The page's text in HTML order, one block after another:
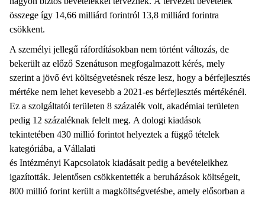
összege így 14,66 milliárd forintról 13,8 milliárd forintra
csökkent.
A személyi jellegű ráfordításokban nem történt változás, de
bekerült az előző Szenátuson megfogalmazott kérés, mely
szerint a jövő évi költségvetésnek része lesz, hogy a bérfejlesztés
mértéke nem lehet kevesebb a 2021-es bérfejlesztés mértékénél.
Ez a szolgáltatói területen 8 százalék volt, akadémiai területen
pedig 12 százaléknak felelt meg. A dologi kiadások
tekintetében 430 millió forintot helyeztek a függő tételek
kategóriába, a Vállalati
és Intézményi Kapcsolatok kiadásait pedig a bevételeikhez
igazították. Jelentősen csökkentették a beruházások költségeit,
800 millió forint került a magköltségvetésbe, amely elősorban a